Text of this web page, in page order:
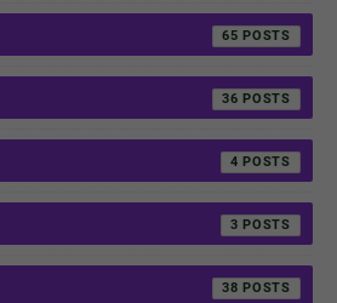
65
36
4
3
38